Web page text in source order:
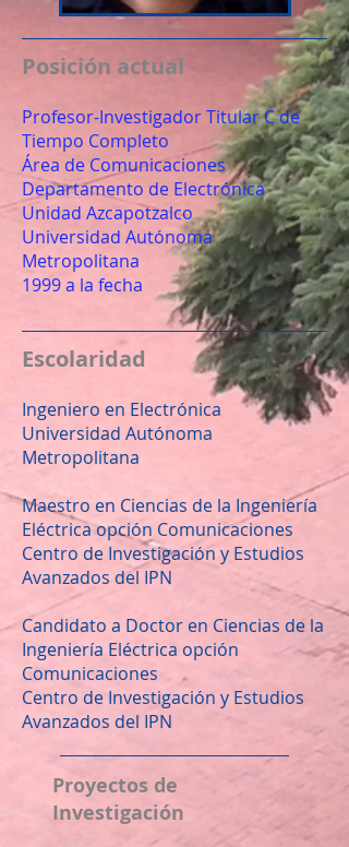
Posición actual
Profesor-Investigador Titular C de
Tiempo Completo
Área de Comunicaciones
Departamento de Electrónica
Unidad Azcapotzalco
Universidad Autónoma
Metropolitana
1999 a la fecha
Escolaridad
Ingeniero en Electrónica
Universidad Autónoma
Metropolitana
Maestro en Ciencias de la Ingeniería
Eléctrica opción Comunicaciones
Centro de Investigación y Estudios
Avanzados del IPN
Candidato a Doctor en Ciencias de la
Ingeniería Eléctrica opción
Comunicaciones
Centro de Investigación y Estudios
Avanzados del IPN
Proyectos de
Investigación